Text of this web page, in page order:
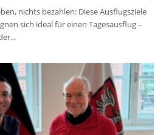
nichts bezahlen: Diese Ausflugsziele
sich ideal für einen Tagesausflug –